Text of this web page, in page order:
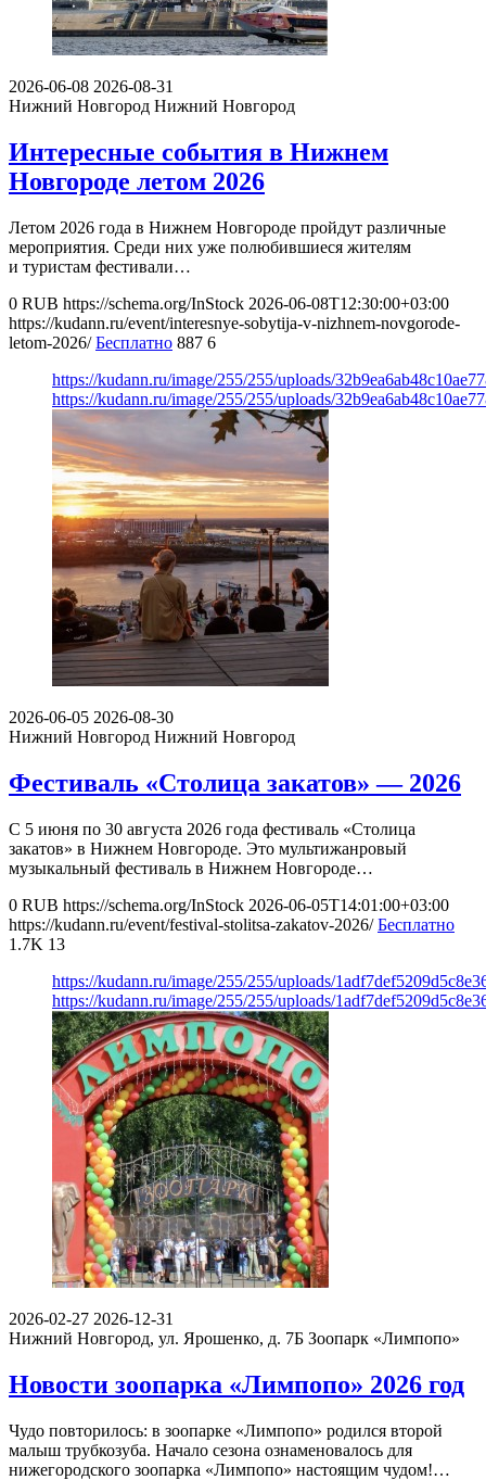
2026-06-08 2026-08-31
Нижний Новгород Нижний Новгород
Интересные события в Нижнем
Новгороде летом 2026
Летом 2026 года в Нижнем Новгороде пройдут различные
мероприятия. Среди них уже полюбившиеся жителям
и туристам фестивали…
0 RUB https://schema.org/InStock 2026-06-08T12:30:00+03:00
https://kudann.ru/event/interesnye-sobytija-v-nizhnem-novgorode-
letom-2026/ Бесплатно 887 6
https://kudann.ru/image/255/255/uploads/
https://kudann.ru/image/255/255/uploads/
2026-06-05 2026-08-30
Нижний Новгород Нижний Новгород
Фестиваль «Столица закатов» — 2026
С 5 июня по 30 августа 2026 года фестиваль «Столица
закатов» в Нижнем Новгороде. Это мультижанровый
музыкальный фестиваль в Нижнем Новгороде…
0 RUB https://schema.org/InStock 2026-06-05T14:01:00+03:00
https://kudann.ru/event/festival-stolitsa-zakatov-2026/ Бесплатно
1.7K 13
https://kudann.ru/image/255/255/uploads/
https://kudann.ru/image/255/255/uploads/
2026-02-27 2026-12-31
Нижний Новгород, ул. Ярошенко, д. 7Б Зоопарк «Лимпопо»
Новости зоопарка «Лимпопо» 2026 год
Чудо повторилось: в зоопарке «Лимпопо» родился второй
малыш трубкозуба. Начало сезона ознаменовалось для
нижегородского зоопарка «Лимпопо» настоящим чудом!…